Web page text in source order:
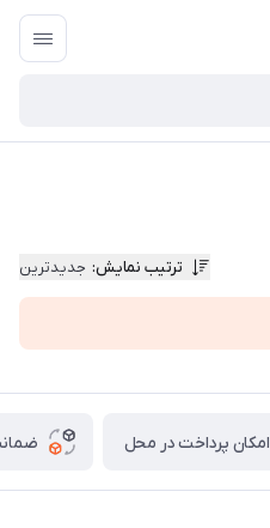
ترتیب نمایش: جدیدترین
امکان پرداخت در محل